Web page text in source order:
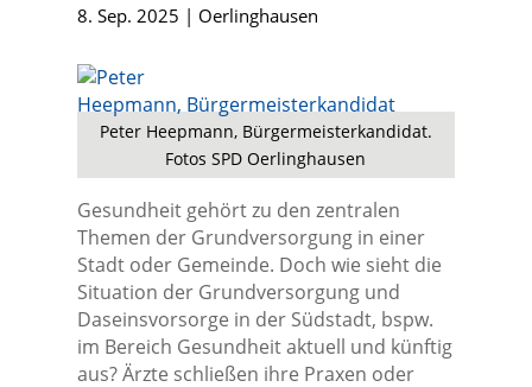
8. Sep. 2025 | Oerlinghausen
Peter Heepmann, Bürgermeisterkandidat.
Fotos SPD Oerlinghausen
Gesundheit gehört zu den zentralen
Themen der Grundversorgung in einer
Stadt oder Gemeinde. Doch wie sieht die
Situation der Grundversorgung und
Daseinsvorsorge in der Südstadt, bspw.
im Bereich Gesundheit aktuell und künftig
aus? Ärzte schließen ihre Praxen oder